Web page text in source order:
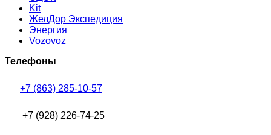
Kit
ЖелДор Экспедиция
Энергия
Vozovoz
Телефоны
+7 (863) 285-10-57
+7 (928) 226-74-25